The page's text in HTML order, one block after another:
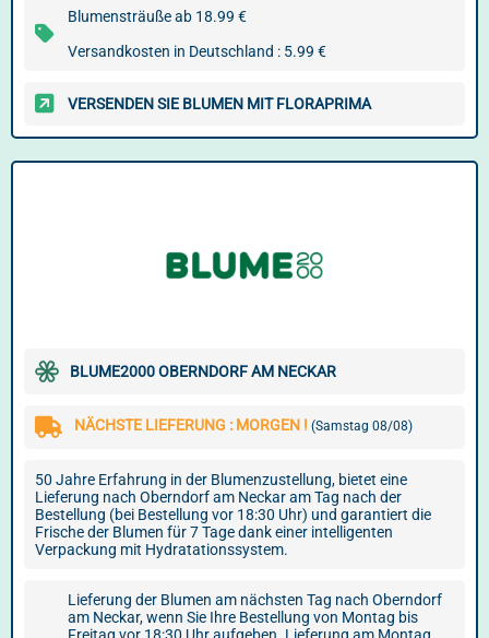
Blumensträuße ab 18.99 €
Versandkosten in Deutschland : 5.99 €
VERSENDEN SIE BLUMEN MIT FLORAPRIMA
BLUME2000 OBERNDORF AM NECKAR
NÄCHSTE LIEFERUNG : MORGEN ! (Samstag 08/08)
50 Jahre Erfahrung in der Blumenzustellung, bietet eine
Lieferung nach Oberndorf am Neckar am Tag nach der
Bestellung (bei Bestellung vor 18:30 Uhr) und garantiert die
Frische der Blumen für 7 Tage dank einer intelligenten
Verpackung mit Hydratationssystem.
Lieferung der Blumen am nächsten Tag nach Oberndorf
am Neckar, wenn Sie Ihre Bestellung von Montag bis